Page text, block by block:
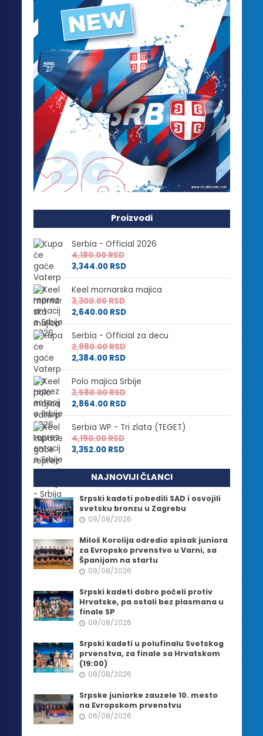
Proizvodi
Serbia - Official 2026
4,180.00RSD
3,344.00 RSD
Keel mornarska majica
3,300.00RSD
2,640.00 RSD
Serbia - Official za decu
2,980.00RSD
2,384.00 RSD
Polo majica Srbije
3,580.00RSD
2,864.00 RSD
Serbia WP - Tri zlata (TEGET)
4,190.00RSD
3,352.00 RSD
NAJNOVIJI ČLANCI
Srpski kadeti pobedili SAD i osvojili
svetsku bronzu u Zagrebu
09/08/2026
Miloš Korolija odredio spisak juniora
za Evropsko prvenstvo u Varni, sa
Španijom na startu
09/08/2026
Srpski kadeti dobro počeli protiv
Hrvatske, pa ostali bez plasmana u
finale SP
09/08/2026
Srpski kadeti u polufinalu Svetskog
prvenstva, za finale sa Hrvatskom
(19:00)
08/08/2026
Srpske juniorke zauzele 10. mesto
na Evropskom prvenstvu
06/08/2026